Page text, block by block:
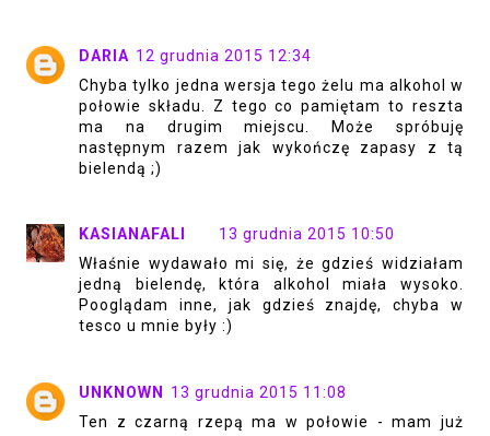
DARIA 12 grudnia 2015 12:34
Chyba tylko jedna wersja tego żelu ma alkohol w
połowie składu. Z tego co pamiętam to reszta
ma na drugim miejscu. Może spróbuję
następnym razem jak wykończę zapasy z tą
bielendą ;)
KASIANAFALI
13 grudnia 2015 10:50
Właśnie wydawało mi się, że gdzieś widziałam
jedną bielendę, która alkohol miała wysoko.
Pooglądam inne, jak gdzieś znajdę, chyba w
tesco u mnie były :)
UNKNOWN
13 grudnia 2015 11:08
Ten z czarną rzepą ma w połowie - mam już